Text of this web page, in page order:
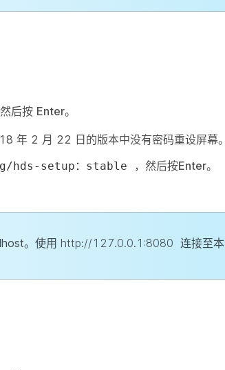
后按 Enter。
年 2 月 22 日的版本中没有密码重设屏幕。
setup：stable ，然后按Enter。
。使用 http://127.0.0.1:8080 连接至本